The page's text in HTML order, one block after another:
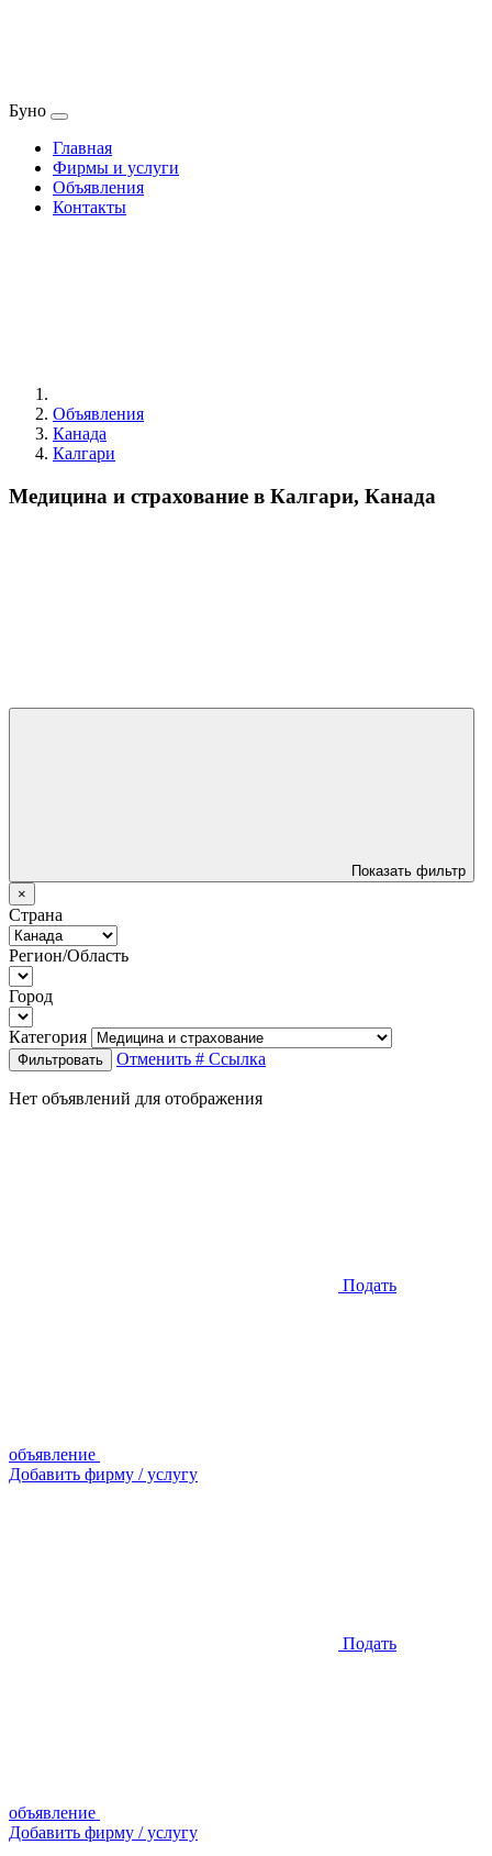
Буно
Главная
Фирмы и услуги
Объявления
Контакты
Объявления
Канада
Калгари
Медицина и страхование в Калгари, Канада
Показать фильтр
×
Страна
Регион/Область
Город
Категория
Фильтровать Отменить # Ссылка
Нет объявлений для отображения
Подать
объявление
Добавить фирму / услугу
Подать
объявление
Добавить фирму / услугу